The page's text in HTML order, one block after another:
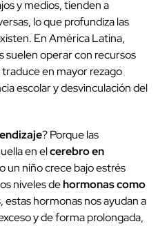
y medios, tienden a
lo que profundiza las
En América Latina,
suelen operar con recursos
en mayor rezago
escolar y desvinculación del
? Porque las
en elcerebro en
un niño crece bajo estrés
niveles dehormonas como
estas hormonas nos ayudan a
y de forma prolongada,